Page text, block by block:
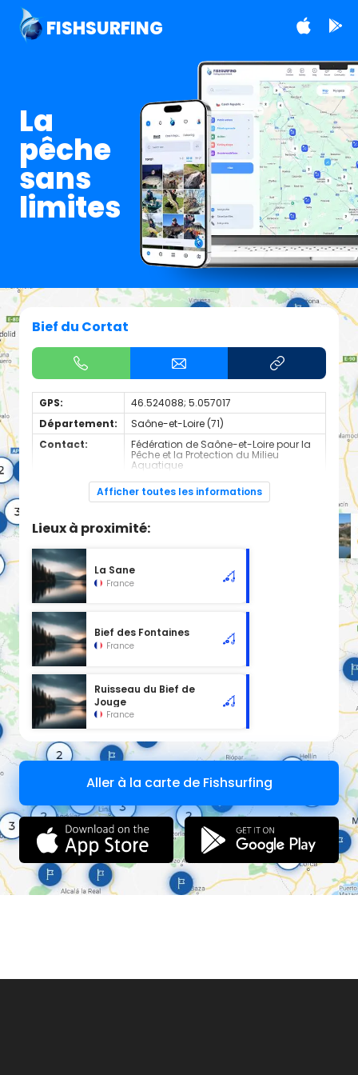
FISHSURFING
La
pêche
sans
limites
Bief du Cortat
GPS:
46.524088; 5.057017
Département:
Saône-et-Loire (71)
Contact:
Fédération de Saône-et-Loire pour la
Pêche et la Protection du Milieu
Aquatique
Espèces de
poissons:
Carnassier, carpe, poisson blanc
Cours d'eau d'une longueur de 2.06 km classé en 2ème
catégorie piscicole à cet emplacement.
Afficher toutes les informations
Lieux à proximité:
La Sane
France
Bief des Fontaines
France
Ruisseau du Bief de
Jouge
France
Aller à la carte de Fishsurfing